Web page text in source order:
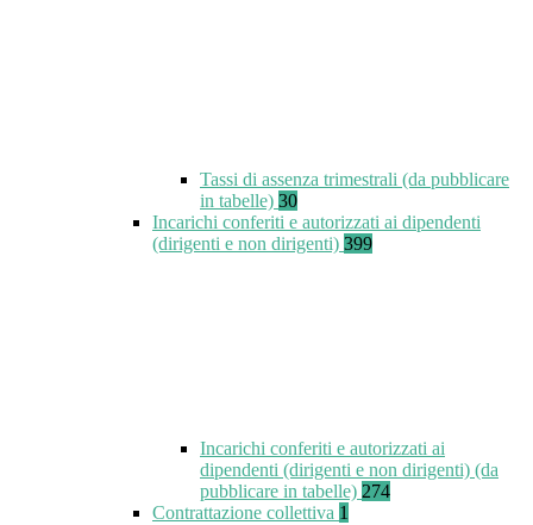
Tassi di assenza trimestrali (da pubblicare
in tabelle) 30
Incarichi conferiti e autorizzati ai dipendenti
(dirigenti e non dirigenti) 399
Incarichi conferiti e autorizzati ai
dipendenti (dirigenti e non dirigenti) (da
pubblicare in tabelle) 274
Contrattazione collettiva 1